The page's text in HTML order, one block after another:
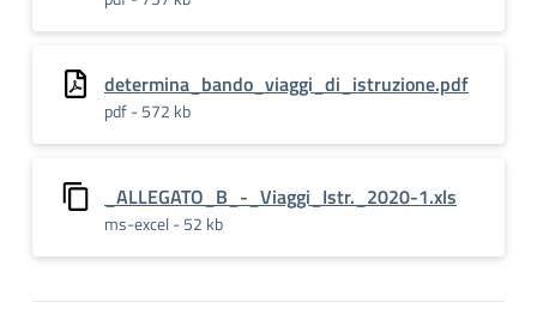
determina_bando_viaggi_di_istruzione.pdf
pdf - 572 kb
_ALLEGATO_B_-_Viaggi_Istr._2020-1.xls
ms-excel - 52 kb